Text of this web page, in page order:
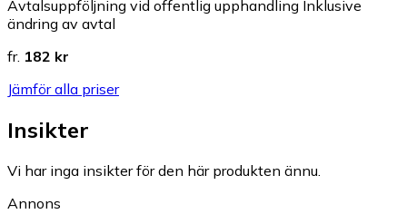
Avtalsuppföljning vid offentlig upphandling Inklusive
ändring av avtal
fr. 182 kr
Jämför alla priser
Insikter
Vi har inga insikter för den här produkten ännu.
Annons